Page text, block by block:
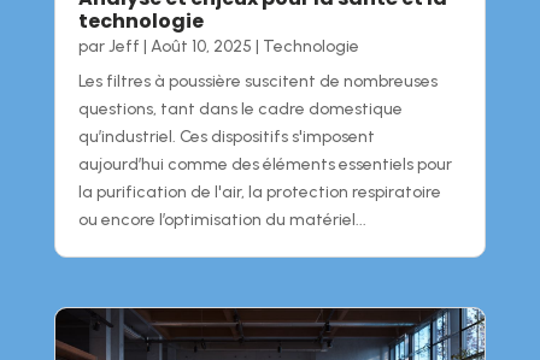
technologie
parJeff | Août 10, 2025 | Technologie
Les filtres à poussière suscitent de nombreuses
questions, tant dans le cadre domestique
qu’industriel. Ces dispositifs s'imposent
aujourd’hui comme des éléments essentiels pour
la purification de l'air, la protection respiratoire
ou encore l’optimisation du matériel...